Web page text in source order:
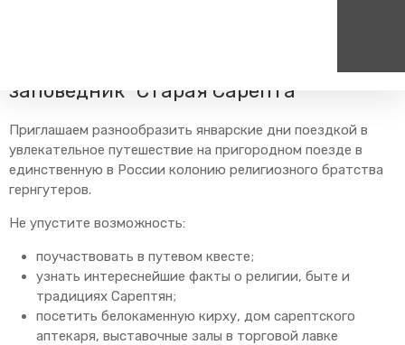
Справочник
Режим работы билетных
касс
Абонементные билеты
Схема обращения
пригородных поездов
Мобильное приложение
Самостоятельные
Групповые маршруты
Единый номер вызова экстренных служб
112
заповедник "Старая Сарепта"
Приглашаем разнообразить январские дни поездкой в
увлекательное путешествие на пригородном поезде в
единственную в России колонию религиозного братства
гернгутеров.
Не упустите возможность:
поучаствовать в путевом квесте;
узнать интереснейшие факты о религии, быте и
традициях Сарептян;
посетить белокаменную кирху, дом сарептского
аптекаря, выставочные залы в торговой лавке